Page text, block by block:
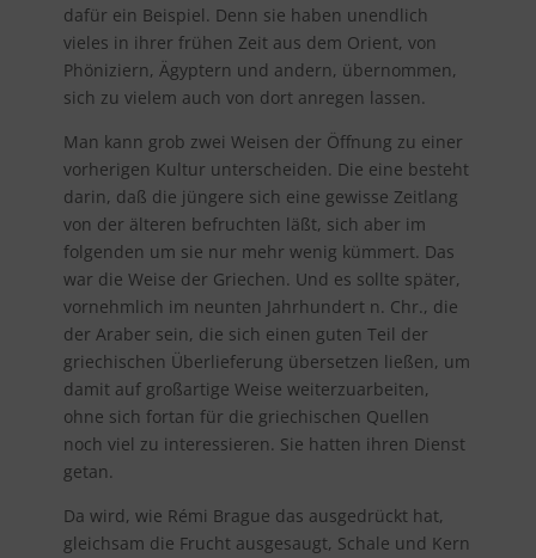
dafür ein Beispiel. Denn sie haben unendlich
vieles in ihrer frühen Zeit aus dem Orient, von
Phöniziern, Ägyptern und andern, übernommen,
sich zu vielem auch von dort anregen lassen.
Man kann grob zwei Weisen der Öffnung zu einer
vorherigen Kultur unterscheiden. Die eine besteht
darin, daß die jüngere sich eine gewisse Zeitlang
von der älteren befruchten läßt, sich aber im
folgenden um sie nur mehr wenig kümmert. Das
war die Weise der Griechen. Und es sollte später,
vornehmlich im neunten Jahrhundert n. Chr., die
der Araber sein, die sich einen guten Teil der
griechischen Überlieferung übersetzen ließen, um
damit auf großartige Weise weiterzuarbeiten,
ohne sich fortan für die griechischen Quellen
noch viel zu interessieren. Sie hatten ihren Dienst
getan.
Da wird, wie Rémi Brague das ausgedrückt hat,
gleichsam die Frucht ausgesaugt, Schale und Kern